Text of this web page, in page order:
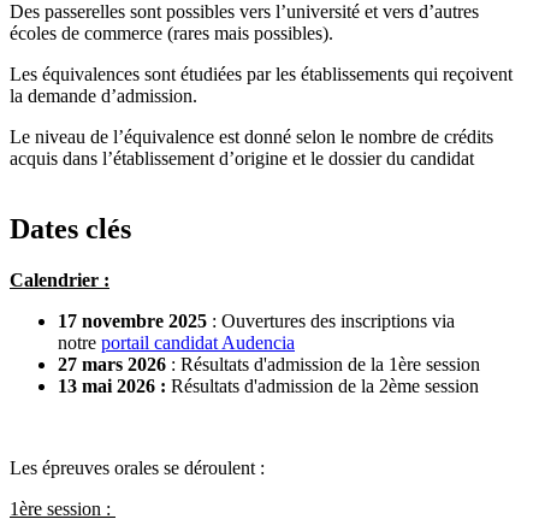
Des passerelles sont possibles vers l’université et vers d’autres
écoles de commerce (rares mais possibles).
Les équivalences sont étudiées par les établissements qui reçoivent
la demande d’admission.
Le niveau de l’équivalence est donné selon le nombre de crédits
acquis dans l’établissement d’origine et le dossier du candidat
Dates clés
Calendrier :
17 novembre 2025 : Ouvertures des inscriptions via
notre portail candidat Audencia
27 mars 2026 : Résultats d'admission de la 1ère session
13 mai 2026 : Résultats d'admission de la 2ème session
Les épreuves orales se déroulent :
1ère session :